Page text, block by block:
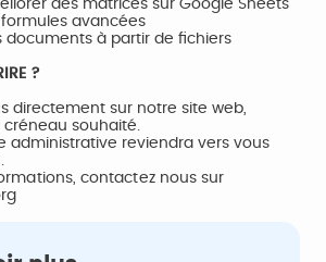
des matrices sur Google Sheets
formules avancées
documents à partir de fichiers
?
directement sur notre site web,
créneau souhaité.
administrative reviendra vers vous
contactez nous sur